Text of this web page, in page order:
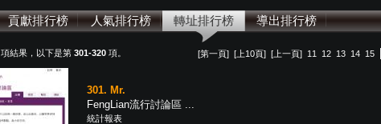
貢獻排行榜 人氣排行榜 轉址排行榜 導出排行榜
項結果，以下是第 301-320 項。 [第一頁] [上10頁] [上一頁] 11 12 13 14 15
301. Mr.
FengLian流行討論區 ...
統計報表